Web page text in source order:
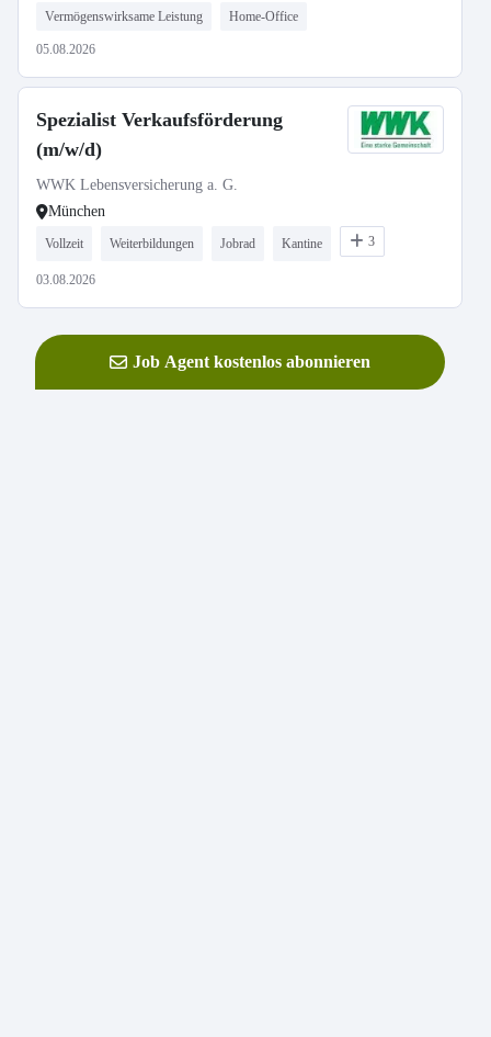
Vermögenswirksame Leistung Home-Office
05.08.2026
Spezialist Verkaufsförderung
(m/w/d)
WWK Lebensversicherung a. G.
München
Vollzeit Weiterbildungen Jobrad Kantine 3
03.08.2026
Job Agent kostenlos abonnieren